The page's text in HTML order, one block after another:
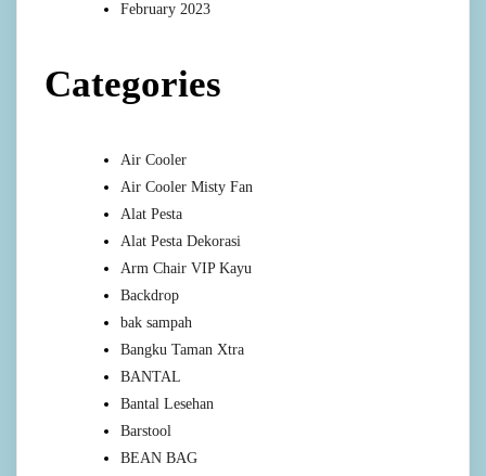
February 2023
Categories
Air Cooler
Air Cooler Misty Fan
Alat Pesta
Alat Pesta Dekorasi
Arm Chair VIP Kayu
Backdrop
bak sampah
Bangku Taman Xtra
BANTAL
Bantal Lesehan
Barstool
BEAN BAG